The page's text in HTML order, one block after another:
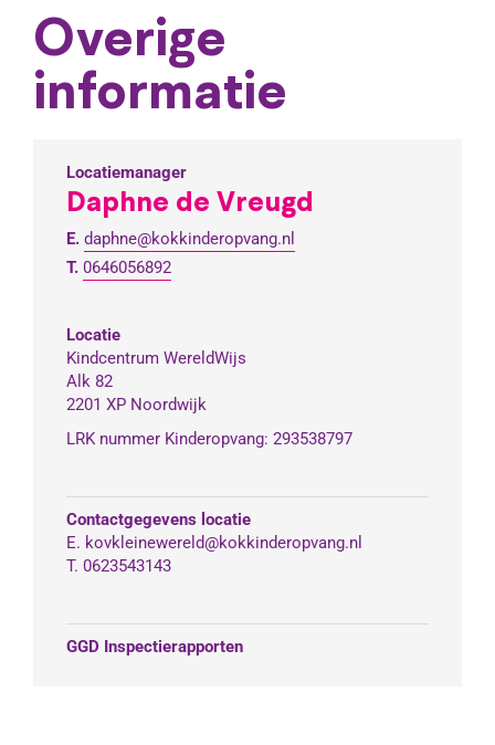
Overige
informatie
Locatiemanager
Daphne de Vreugd
E. daphne@kokkinderopvang.nl
T. 0646056892
Locatie
Kindcentrum WereldWijs
Alk 82
2201 XP Noordwijk
LRK nummer Kinderopvang: 293538797
Contactgegevens locatie
E. kovkleinewereld@kokkinderopvang.nl
T. 0623543143
GGD Inspectierapporten